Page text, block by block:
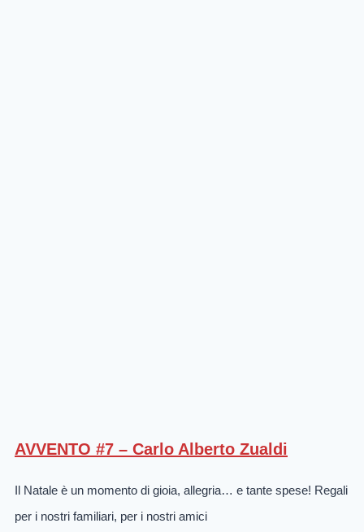
AVVENTO #7 – Carlo Alberto Zualdi
Il Natale è un momento di gioia, allegria… e tante spese! Regali
per i nostri familiari, per i nostri amici